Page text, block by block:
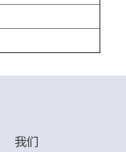
我们